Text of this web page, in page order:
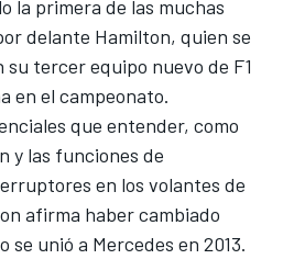
la primera de las muchas
delante Hamilton, quien se
su tercer equipo nuevo de F1
en el campeonato.
que entender, como
y las funciones de
en los volantes de
afirma haber cambiado
se unió a Mercedes en 2013.